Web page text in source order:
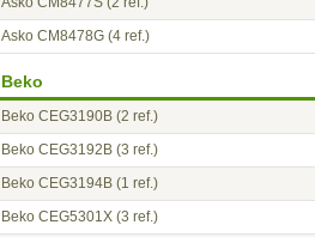
Asko CM8478G (4 ref.)
Beko
Beko CEG3190B (2 ref.)
Beko CEG3192B (3 ref.)
Beko CEG3194B (1 ref.)
Beko CEG5301X (3 ref.)